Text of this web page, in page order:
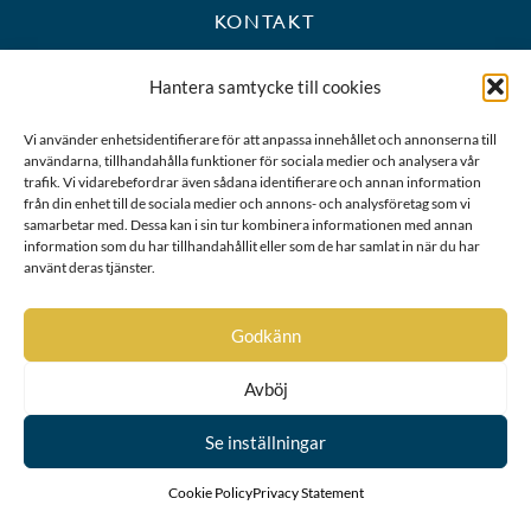
Hantera samtycke till cookies
Vi använder enhetsidentifierare för att anpassa innehållet och annonserna till
användarna, tillhandahålla funktioner för sociala medier och analysera vår
trafik. Vi vidarebefordrar även sådana identifierare och annan information
från din enhet till de sociala medier och annons- och analysföretag som vi
samarbetar med. Dessa kan i sin tur kombinera informationen med annan
information som du har tillhandahållit eller som de har samlat in när du har
använt deras tjänster.
Godkänn
Avböj
Se inställningar
Cookie PolicyPrivacy Statement
KONTAKT
BESÖKS- OCH POSTADRESS
Riddarhustorget 10
Karta